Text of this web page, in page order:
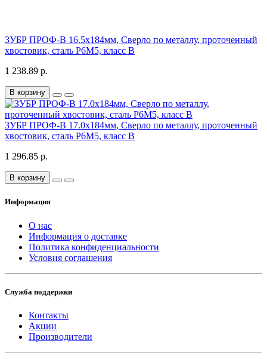
ЗУБР ПРОФ-В 16.5х184мм, Сверло по металлу, проточенный
хвостовик, сталь Р6М5, класс В
1 238.89 р.
В корзину
ЗУБР ПРОФ-В 17.0х184мм, Сверло по металлу, проточенный
хвостовик, сталь Р6М5, класс В
1 296.85 р.
В корзину
Информация
О нас
Информация о доставке
Политика конфиденциальности
Условия соглашения
Служба поддержки
Контакты
Акции
Производители